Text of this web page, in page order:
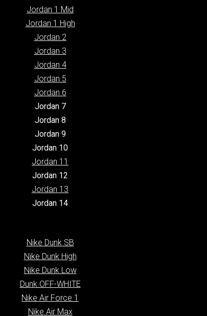
Jordan 1 Mid
Jordan 1 High
Jordan 2
Jordan 3
Jordan 4
Jordan 5
Jordan 6
Jordan 7
Jordan 8
Jordan 9
Jordan 10
Jordan 11
Jordan 12
Jordan 13
Jordan 14
Nike Dunk SB
Nike Dunk High
Nike Dunk Low
Dunk OFF-WHITE
Nike Air Force 1
Nike Air Max